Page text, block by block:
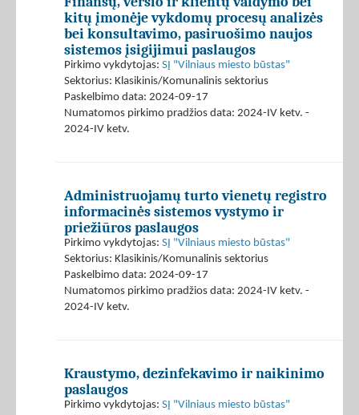
kitų įmonėje vykdomų procesų analizės
bei konsultavimo, pasiruošimo naujos
sistemos įsigijimui paslaugos
Pirkimo vykdytojas: SĮ "Vilniaus miesto būstas"
Sektorius: Klasikinis/Komunalinis sektorius
Paskelbimo data: 2024-09-17
Numatomos pirkimo pradžios data: 2024-IV ketv. -
2024-IV ketv.
Administruojamų turto vienetų registro
informacinės sistemos vystymo ir
priežiūros paslaugos
Pirkimo vykdytojas: SĮ "Vilniaus miesto būstas"
Sektorius: Klasikinis/Komunalinis sektorius
Paskelbimo data: 2024-09-17
Numatomos pirkimo pradžios data: 2024-IV ketv. -
2024-IV ketv.
Kraustymo, dezinfekavimo ir naikinimo
paslaugos
Pirkimo vykdytojas: SĮ "Vilniaus miesto būstas"